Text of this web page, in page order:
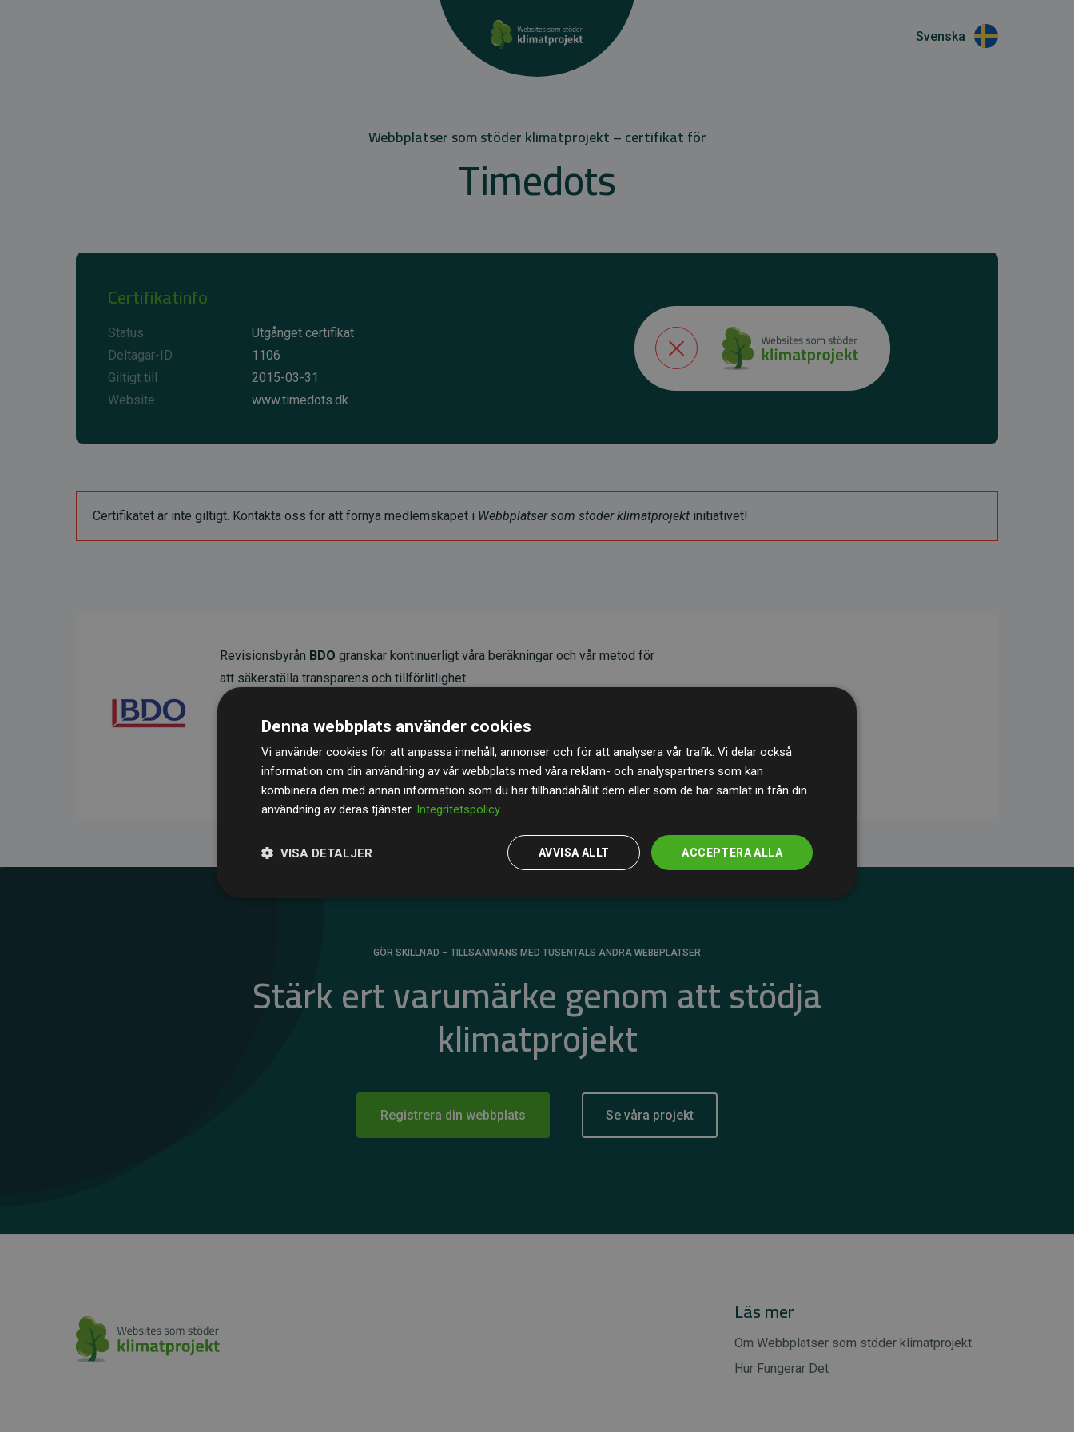
Svenska
Webbplatser som stöder klimatprojekt – certifikat för
Timedots
Certifikatinfo
Status
Utgånget certifikat
Deltagar-ID
1106
Giltigt till
2015-03-31
Website
www.timedots.dk
Certifikatet är inte giltigt. Kontakta oss för att förnya medlemskapet i Webbplatser som stöder klimatprojekt initiativet!
Revisionsbyrån BDO granskar kontinuerligt våra beräkningar och vår metod för
att säkerställa transparens och tillförlitlighet.
kompenserar för200 % av de beräknade CO₂-utsläppen
medlemswebbplatser – ett tydligt bevis på att vårt arbetssätt ger mätbar
klimatnytta.
GÖR SKILLNAD – TILLSAMMANS MED TUSENTALS ANDRA WEBBPLATSER
Stärk ert varumärke genom att stödja
klimatprojekt
Registrera din webbplats Se våra projekt
Läs mer
Om Webbplatser som stöder klimatprojekt
Hur Fungerar Det
Denna webbplats använder cookies
Vi använder cookies för att anpassa innehåll, annonser och för att analysera vår trafik. Vi delar också
information om din användning av vår webbplats med våra reklam- och analyspartners som kan
kombinera den med annan information som du har tillhandahållit dem eller som de har samlat in från din
användning av deras tjänster. Integritetspolicy
ACCEPTERA ALLA
AVVISA ALLT
VISA DETALJER